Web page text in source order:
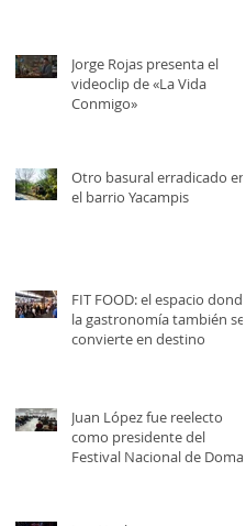
Jorge Rojas presenta el
videoclip de «La Vida
Conmigo»
Otro basural erradicado en
el barrio Yacampis
FIT FOOD: el espacio donde
la gastronomía también se
convierte en destino
Juan López fue reelecto
como presidente del
Festival Nacional de Doma y